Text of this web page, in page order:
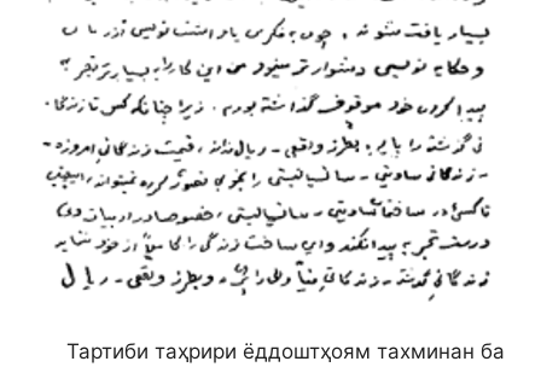
Тартиби таҳрири ёддоштҳоям тахминан ба